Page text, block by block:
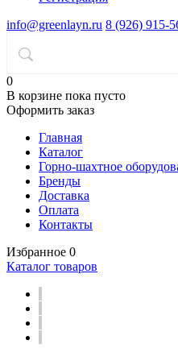
info@greenlayn.ru 8 (926) 915-
0
В корзине пока пусто
Оформить заказ
Главная
Каталог
Горно-шахтное
Бренды
Доставка
Оплата
Контакты
Избранное 0
Каталог товаров